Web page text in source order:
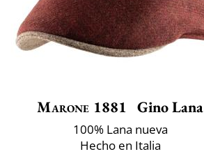
Marone 1881 Gino Lana
100% Lana nueva
Hecho en Italia